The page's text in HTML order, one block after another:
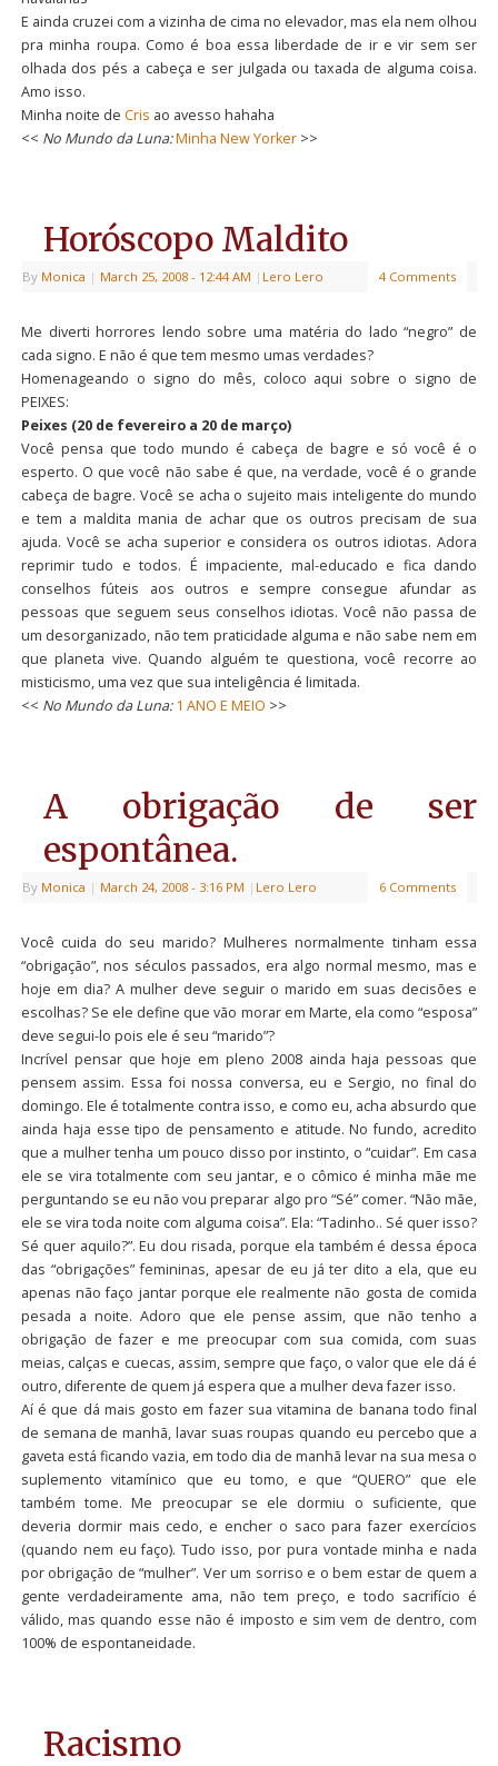
E ainda cruzei com a vizinha de cima no elevador, mas ela nem olhou
pra minha roupa. Como é boa essa liberdade de ir e vir sem ser
olhada dos pés a cabeça e ser julgada ou taxada de alguma coisa.
Amo isso.
Minha noite de Cris ao avesso hahaha
<< No Mundo da Luna:Minha New Yorker >>
Horóscopo Maldito
By Monica | March 25, 2008 - 12:44 AM | Lero Lero 4 Comments
Me diverti horrores lendo sobre uma matéria do lado “negro” de
cada signo. E não é que tem mesmo umas verdades?
Homenageando o signo do mês, coloco aqui sobre o signo de
PEIXES:
Peixes (20 de fevereiro a 20 de março)
Você pensa que todo mundo é cabeça de bagre e só você é o
esperto. O que você não sabe é que, na verdade, você é o grande
cabeça de bagre. Você se acha o sujeito mais inteligente do mundo
e tem a maldita mania de achar que os outros precisam de sua
ajuda. Você se acha superior e considera os outros idiotas. Adora
reprimir tudo e todos. É impaciente, mal-educado e fica dando
conselhos fúteis aos outros e sempre consegue afundar as
pessoas que seguem seus conselhos idiotas. Você não passa de
um desorganizado, não tem praticidade alguma e não sabe nem em
que planeta vive. Quando alguém te questiona, você recorre ao
misticismo, uma vez que sua inteligência é limitada.
<< No Mundo da Luna:1 ANO E MEIO >>
A obrigação de ser
espontânea.
By Monica | March 24, 2008 - 3:16 PM | Lero Lero 6 Comments
Você cuida do seu marido? Mulheres normalmente tinham essa
“obrigação”, nos séculos passados, era algo normal mesmo, mas e
hoje em dia? A mulher deve seguir o marido em suas decisões e
escolhas? Se ele define que vão morar em Marte, ela como “esposa”
deve segui-lo pois ele é seu “marido”?
Incrível pensar que hoje em pleno 2008 ainda haja pessoas que
pensem assim. Essa foi nossa conversa, eu e Sergio, no final do
domingo. Ele é totalmente contra isso, e como eu, acha absurdo que
ainda haja esse tipo de pensamento e atitude. No fundo, acredito
que a mulher tenha um pouco disso por instinto, o “cuidar”. Em casa
ele se vira totalmente com seu jantar, e o cômico é minha mãe me
perguntando se eu não vou preparar algo pro “Sé” comer. “Não mãe,
ele se vira toda noite com alguma coisa”. Ela: “Tadinho.. Sé quer isso?
Sé quer aquilo?”. Eu dou risada, porque ela também é dessa época
das “obrigações” femininas, apesar de eu já ter dito a ela, que eu
apenas não faço jantar porque ele realmente não gosta de comida
pesada a noite. Adoro que ele pense assim, que não tenho a
obrigação de fazer e me preocupar com sua comida, com suas
meias, calças e cuecas, assim, sempre que faço, o valor que ele dá é
outro, diferente de quem já espera que a mulher deva fazer isso.
Aí é que dá mais gosto em fazer sua vitamina de banana todo final
de semana de manhã, lavar suas roupas quando eu percebo que a
gaveta está ficando vazia, em todo dia de manhã levar na sua mesa o
suplemento vitamínico que eu tomo, e que “QUERO” que ele
também tome. Me preocupar se ele dormiu o suficiente, que
deveria dormir mais cedo, e encher o saco para fazer exercícios
(quando nem eu faço). Tudo isso, por pura vontade minha e nada
por obrigação de “mulher”. Ver um sorriso e o bem estar de quem a
gente verdadeiramente ama, não tem preço, e todo sacrifício é
válido, mas quando esse não é imposto e sim vem de dentro, com
100% de espontaneidade.
Racismo